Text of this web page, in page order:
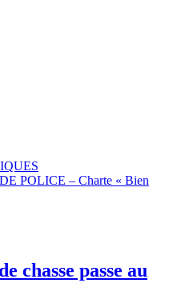
POLICE – Charte « Bien
chasse passe au